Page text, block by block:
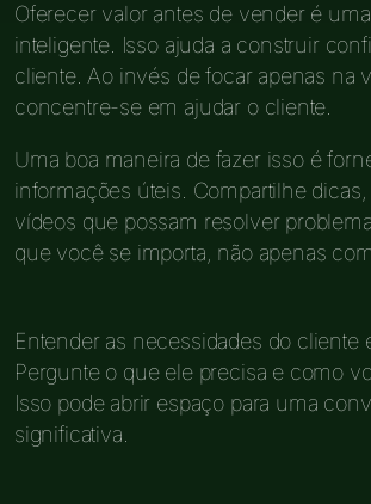
Oferecer valor antes de vender é
inteligente. Isso ajuda a construir
cliente. Ao invés de focar apenas na
concentre-se em ajudar o cliente.
Uma boa maneira de fazer isso é
informações úteis. Compartilhe dicas,
vídeos que possam resolver
que você se importa, não apenas
Entender as necessidades do cliente
Pergunte o que ele precisa e como
Isso pode abrir espaço para uma
significativa.